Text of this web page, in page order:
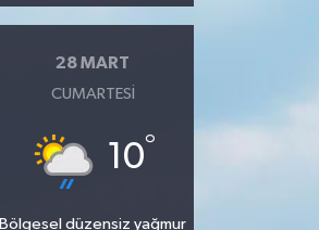
28 MART
CUMARTESI
10°
Bölgesel düzensiz yağmur